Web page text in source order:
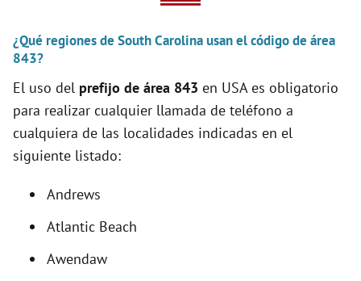
i
d
e
¿Qué regiones de South Carolina usan el código de área
843?
El uso del prefijo de área 843 en USA es obligatorio
para realizar cualquier llamada de teléfono a
cualquiera de las localidades indicadas en el
siguiente listado:
Andrews
Atlantic Beach
Awendaw